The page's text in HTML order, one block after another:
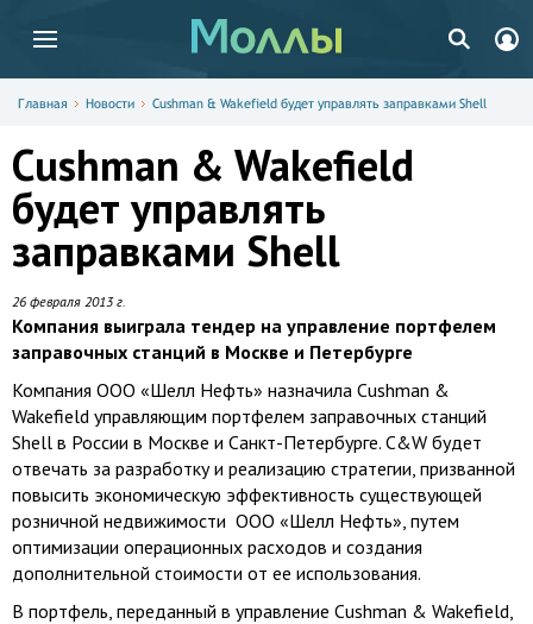
Главная Новости Сushman & Wakefield будет управлять заправками Shell
Сushman & Wakefield
будет управлять
заправками Shell
26 февраля 2013 г.
Компания выиграла тендер на управление портфелем
заправочных станций в Москве и Петербурге
Компания ООО «Шелл Нефть» назначила Cushman &
Wakefield управляющим портфелем заправочных станций
Shell в России в Москве и Санкт-Петербурге. C&W будет
отвечать за разработку и реализацию стратегии, призванной
повысить экономическую эффективность существующей
розничной недвижимости ООО «Шелл Нефть», путем
оптимизации операционных расходов и создания
дополнительной стоимости от ее использования.
В портфель, переданный в управление Cushman & Wakefield,